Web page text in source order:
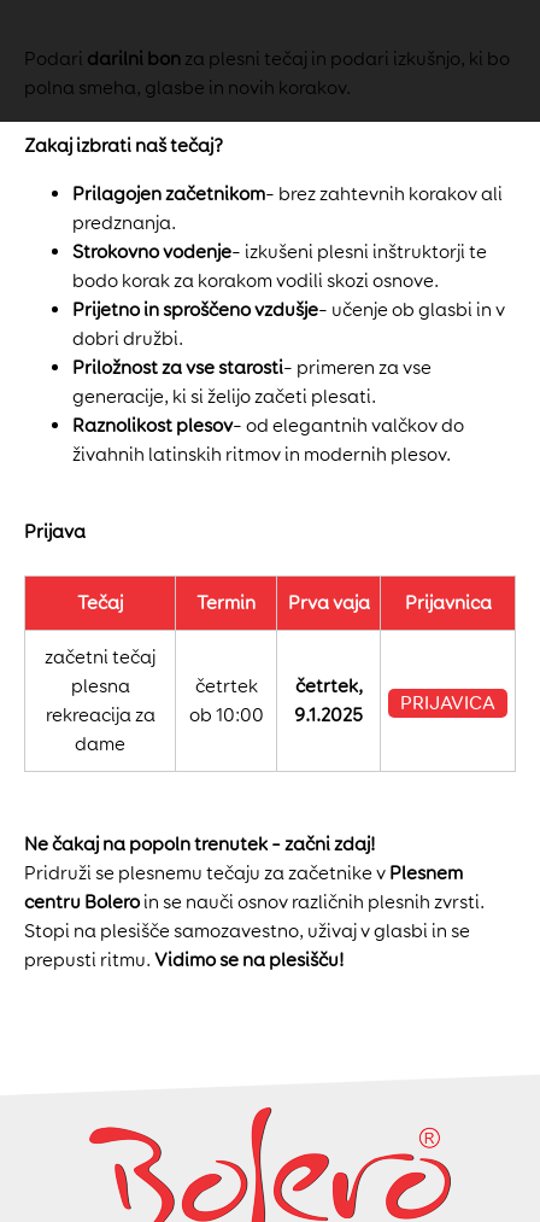
Podari darilni bon za plesni tečaj in podari izkušnjo, ki bo
polna smeha, glasbe in novih korakov.
Zakaj izbrati naš tečaj?
Prilagojen začetnikom– brez zahtevnih korakov ali
predznanja.
Strokovno vodenje– izkušeni plesni inštruktorji te
bodo korak za korakom vodili skozi osnove.
Prijetno in sproščeno vzdušje– učenje ob glasbi in v
dobri družbi.
Priložnost za vse starosti– primeren za vse
generacije, ki si želijo začeti plesati.
Raznolikost plesov– od elegantnih valčkov do
živahnih latinskih ritmov in modernih plesov.
Prijava
Tečaj Termin Prva vaja Prijavnica
začetni tečaj
plesna
rekreacija za
dame
četrtek
ob 10:00
četrtek,
9.1.2025
PRIJAVICA
Ne čakaj na popoln trenutek – začni zdaj!
Pridruži se plesnemu tečaju za začetnike v Plesnem
centru Boleroin se nauči osnov različnih plesnih zvrsti.
Stopi na plesišče samozavestno, uživaj v glasbi in se
prepusti ritmu. Vidimo se na plesišču!